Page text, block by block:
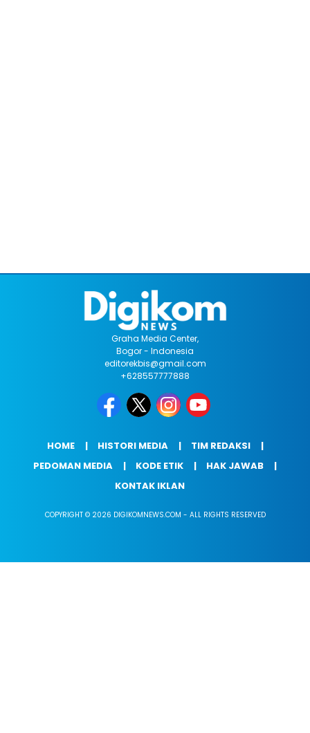
Graha Media Center,
Bogor - Indonesia
editorekbis@gmail.com
+628557777888
HOME HISTORI MEDIA
TIM REDAKSI
PEDOMAN MEDIA
KODE ETIK
HAK JAWAB
KONTAK IKLAN
COPYRIGHT © 2026 DIGIKOMNEWS.COM - ALL RIGHTS RESERVED